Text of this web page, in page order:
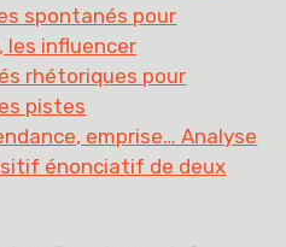
spontanés pour
les influencer
rhétoriques pour
pistes
emprise… Analyse
énonciatif de deux